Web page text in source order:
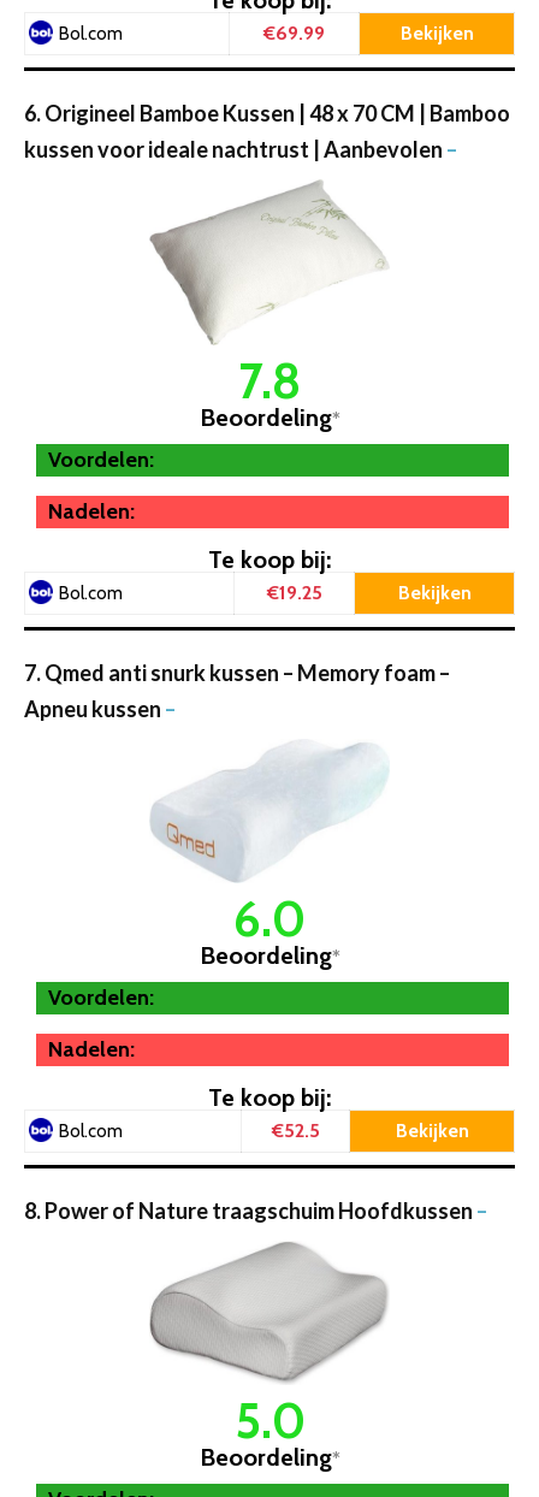
Bol.com €69.99 Bekijken
6. Origineel Bamboe Kussen | 48 x 70 CM | Bamboo
kussen voor ideale nachtrust | Aanbevolen –
7.8
Beoordeling*
Voordelen:
Nadelen:
Te koop bij:
Bol.com €19.25 Bekijken
7. Qmed anti snurk kussen – Memory foam –
Apneu kussen –
6.0
Beoordeling*
Voordelen:
Nadelen:
Te koop bij:
Bol.com €52.5 Bekijken
8. Power of Nature traagschuim Hoofdkussen –
5.0
Beoordeling*